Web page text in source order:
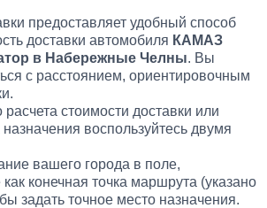
предоставляет удобный способ
доставки автомобиля КАМАЗ
в Набережные Челны. Вы
с расстоянием, ориентировочным
стоимости доставки или
воспользуйтесь двумя
вашего города в поле,
конечная точка маршрута (указано
задать точное место назначения.